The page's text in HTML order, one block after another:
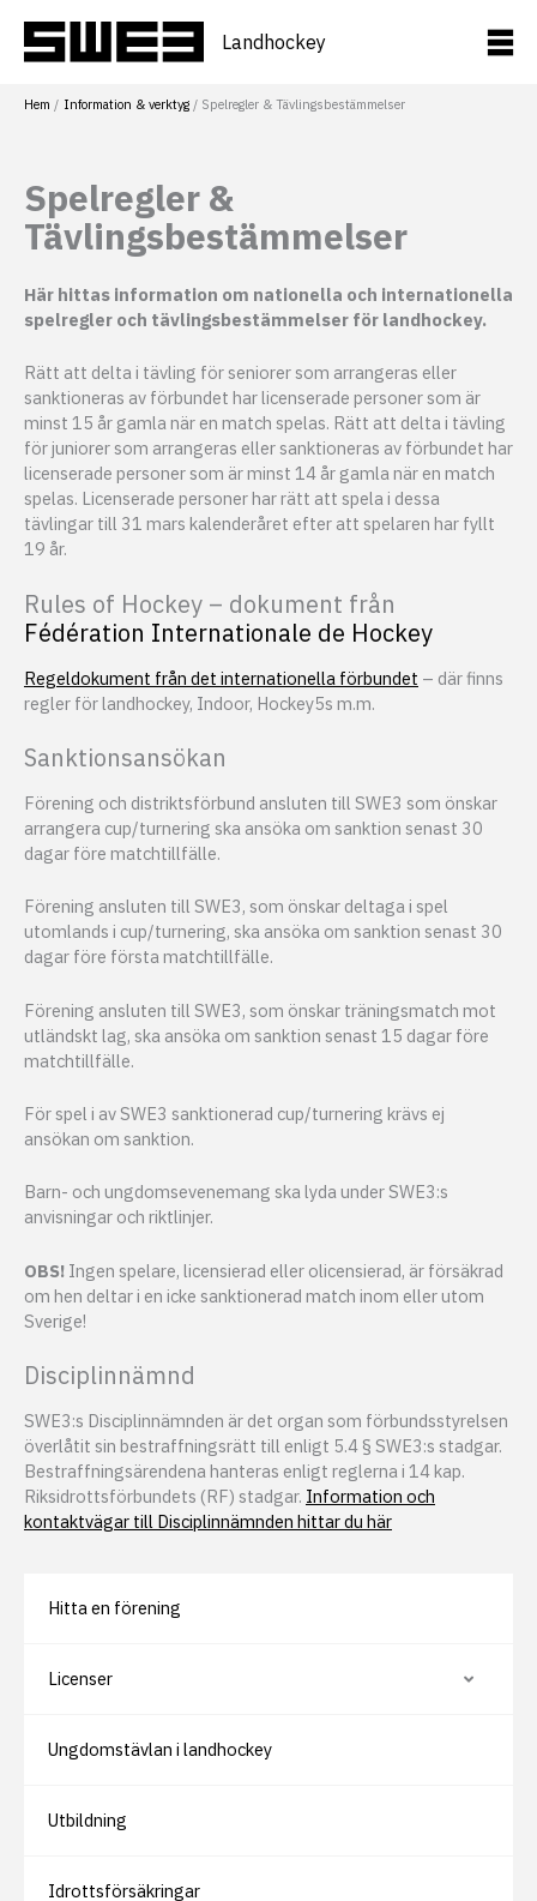
innehåll
Landhockey
Hem Information & verktyg Spelregler & Tävlingsbestämmelser
Spelregler &
Tävlingsbestämmelser
Här hittas information om nationella och internationella
spelregler och tävlingsbestämmelser för landhockey.
Rätt att delta i tävling för seniorer som arrangeras eller
sanktioneras av förbundet har licenserade personer som är
minst 15 år gamla när en match spelas. Rätt att delta i tävling
för juniorer som arrangeras eller sanktioneras av förbundet har
licenserade personer som är minst 14 år gamla när en match
spelas. Licenserade personer har rätt att spela i dessa
tävlingar till 31 mars kalenderåret efter att spelaren har fyllt
19 år.
Rules of Hockey – dokument från
Fédération Internationale de Hockey
Regeldokument från det internationella förbundet – där finns
regler för landhockey, Indoor, Hockey5s m.m.
Sanktionsansökan
Förening och distriktsförbund ansluten till SWE3 som önskar
arrangera cup/turnering ska ansöka om sanktion senast 30
dagar före matchtillfälle.
Förening ansluten till SWE3, som önskar deltaga i spel
utomlands i cup/turnering, ska ansöka om sanktion senast 30
dagar före första matchtillfälle.
Förening ansluten till SWE3, som önskar träningsmatch mot
utländskt lag, ska ansöka om sanktion senast 15 dagar före
matchtillfälle.
För spel i av SWE3 sanktionerad cup/turnering krävs ej
ansökan om sanktion.
Barn- och ungdomsevenemang ska lyda under SWE3:s
anvisningar och riktlinjer.
OBS! Ingen spelare, licensierad eller olicensierad, är försäkrad
om hen deltar i en icke sanktionerad match inom eller utom
Sverige!
Disciplinnämnd
SWE3:s Disciplinnämnden är det organ som förbundsstyrelsen
överlåtit sin bestraffningsrätt till enligt 5.4 § SWE3:s stadgar.
Bestraffningsärendena hanteras enligt reglerna i 14 kap.
Riksidrottsförbundets (RF) stadgar. Information och
kontaktvägar till Disciplinnämnden hittar du här
Hitta en förening
Licenser V
Ungdomstävlan i landhockey
Utbildning
Idrottsförsäkringar